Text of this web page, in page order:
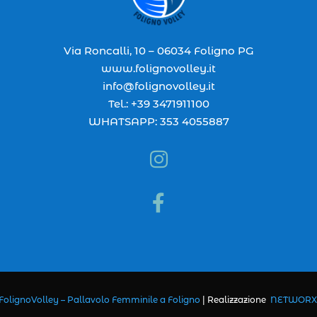
Via Roncalli, 10 – 06034 Foligno PG
www.folignovolley.it
info@folignovolley.it
Tel.: +39 3471911100
WHATSAPP: 353 4055887


FolignoVolley – Pallavolo Femminile a Foligno Realizzazione